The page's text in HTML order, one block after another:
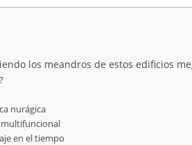
los meandros de estos edificios
nurágica
en el tiempo